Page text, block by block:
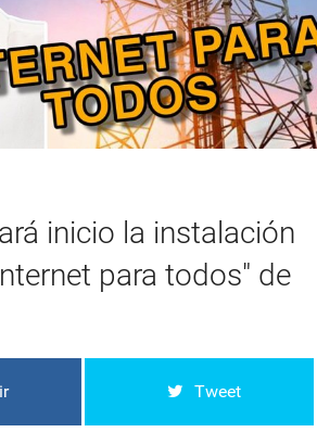
inicio la instalación
para todos" de
Tweet